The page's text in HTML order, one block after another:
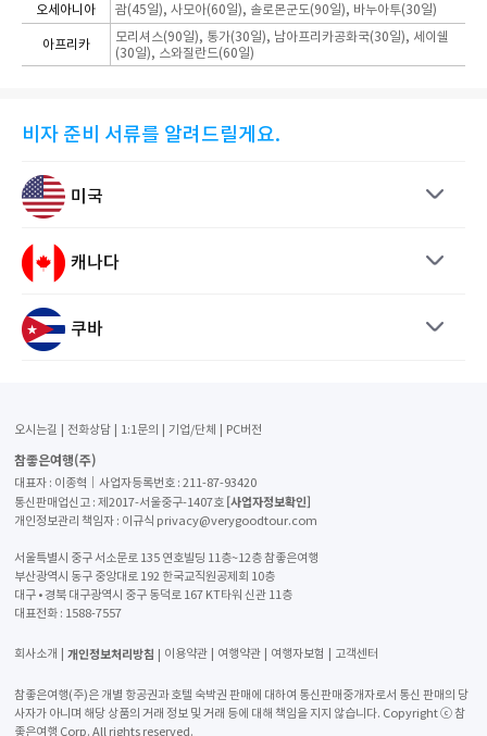
오세아니아
괌(45일), 사모아(60일), 솔로몬군도(90일), 바누아투(30일)
아프리카
모리셔스(90일), 통가(30일), 남아프리카공화국(30일), 세이쉘
(30일), 스와질란드(60일)
비자 준비 서류를 알려드릴게요.
미국
캐나다
쿠바
오시는길 전화상담 1:1문의 기업/단체 PC버전
참좋은여행(주)
대표자 : 이종혁│사업자등록번호 : 211-87-93420
통신판매업신고 : 제2017-서울중구-1407호 [사업자정보확인]
개인정보관리 책임자 : 이규식 privacy@verygoodtour.com
서울특별시 중구 서소문로 135 연호빌딩 11층~12층 참좋은여행
부산광역시 동구 중앙대로 192 한국교직원공제회 10층
대구 • 경북 대구광역시 중구 동덕로 167 KT타워 신관 11층
대표전화 : 1588-7557
회사소개 개인정보처리방침 이용약관 여행약관 여행자보험 고객센터
참좋은여행(주)은 개별 항공권과 호텔 숙박권 판매에 대하여 통신판매중개자로서 통신 판매의 당
사자가 아니며 해당 상품의 거래 정보 및 거래 등에 대해 책임을 지지 않습니다. Copyright ⓒ 참
좋은여행 Corp. All rights reserved.